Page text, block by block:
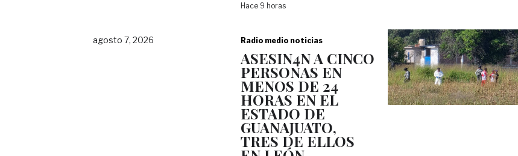
Hace 9 horas
agosto 7, 2026 Radio medio noticias
ASESIN4N A CINCO
PERSONAS EN
MENOS DE 24
HORAS EN EL
ESTADO DE
GUANAJUATO,
TRES DE ELLOS